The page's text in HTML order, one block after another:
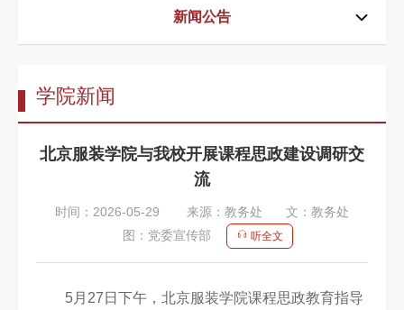
新闻公告
学院新闻
北京服装学院与我校开展课程思政建设调研交
流
时间：2026-05-29 来源：教务处
文：教务处
图：党委宣传部
听全文
5月27日下午，北京服装学院课程思政教育指导